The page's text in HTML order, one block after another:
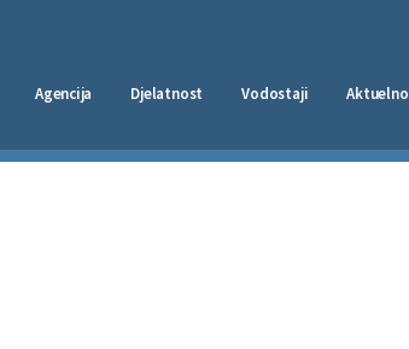
Aktuelno
Vodostaji
Djelatnost
Agencija